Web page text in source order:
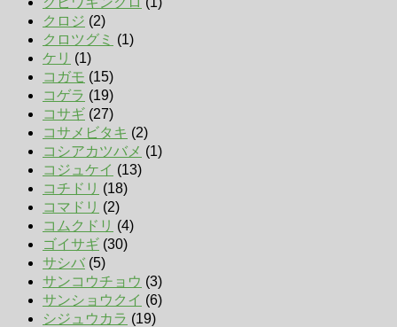
クロジ (2)
クロツグミ (1)
ケリ (1)
コガモ (15)
コゲラ (19)
コサギ (27)
コサメビタキ (2)
コシアカツバメ (1)
コジュケイ (13)
コチドリ (18)
コマドリ (2)
コムクドリ (4)
ゴイサギ (30)
サシバ (5)
サンコウチョウ (3)
サンショウクイ (6)
シジュウカラ (19)